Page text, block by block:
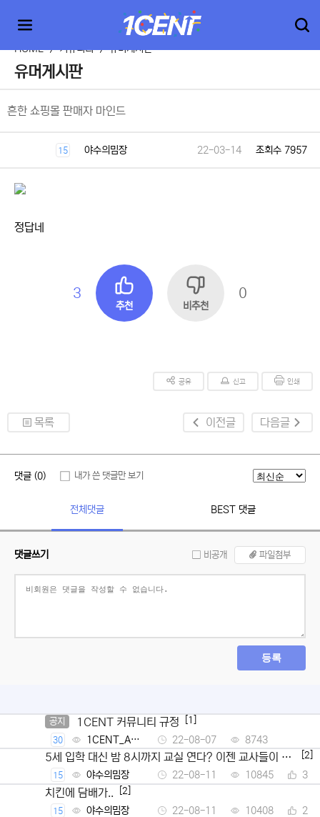
HOME > 커뮤니티 > 유머게시판
유머게시판
흔한 쇼핑몰 판매자 마인드
15 야수의밈장 22-03-14 조회수 7957
정답네
3
추천 비추천
0
공유 신고 인쇄
목록 이전글 다음글
댓글 (0) 내가 쓴 댓글만 보기
전체댓글 BEST 댓글
댓글쓰기 비공개 파일첨부
등록
공지 1CENT 커뮤니티 규정 [1]
30
1CENT_Ad
min
22-08-07 8743
5세 입학 대신 밤 8시까지 교실 연다? 이젠 교사들이 뿔
났다
[2]
15 야수의밈장 22-08-11 10845 3
치킨에 담배가.. [2]
15 야수의밈장 22-08-11 10408 2